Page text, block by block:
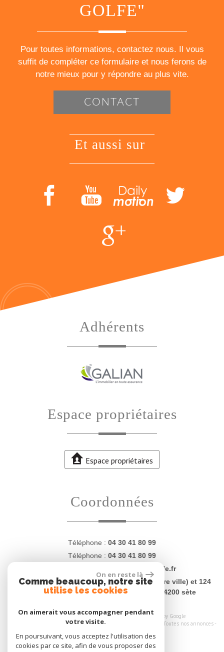
GOLFE"
Pour toutes informations, contactez nous. Il vous
suffit de compléter ce formulaire et nous ferons de
notre mieux pour y répondre au plus vite.
CONTACT
et aussi sur
adhérents
espace propriétaires
Espace propriétaires
coordonnées
Téléphone : 04 30 41 80 99
Téléphone : 04 30 41 80 99
contact@proprietesdugolfe.fr
Adresse :4 Quai Charles Lemaresquier (centre ville) et 124
rue Jean Vilar (plages - La Corniche) - 34200 sète
© 2026 | Tous droits réservés | Traduction powered by Google
Mentions légales-Nos honoraires Toutes nos annonces-
Site internet compatible multi-supports,
On en reste là
Comme beaucoup, notre site
utilise les cookies
On aimerait vous accompagner pendant
votre visite.
En poursuivant, vous acceptez l'utilisation des
cookies par ce site, afin de vous proposer des